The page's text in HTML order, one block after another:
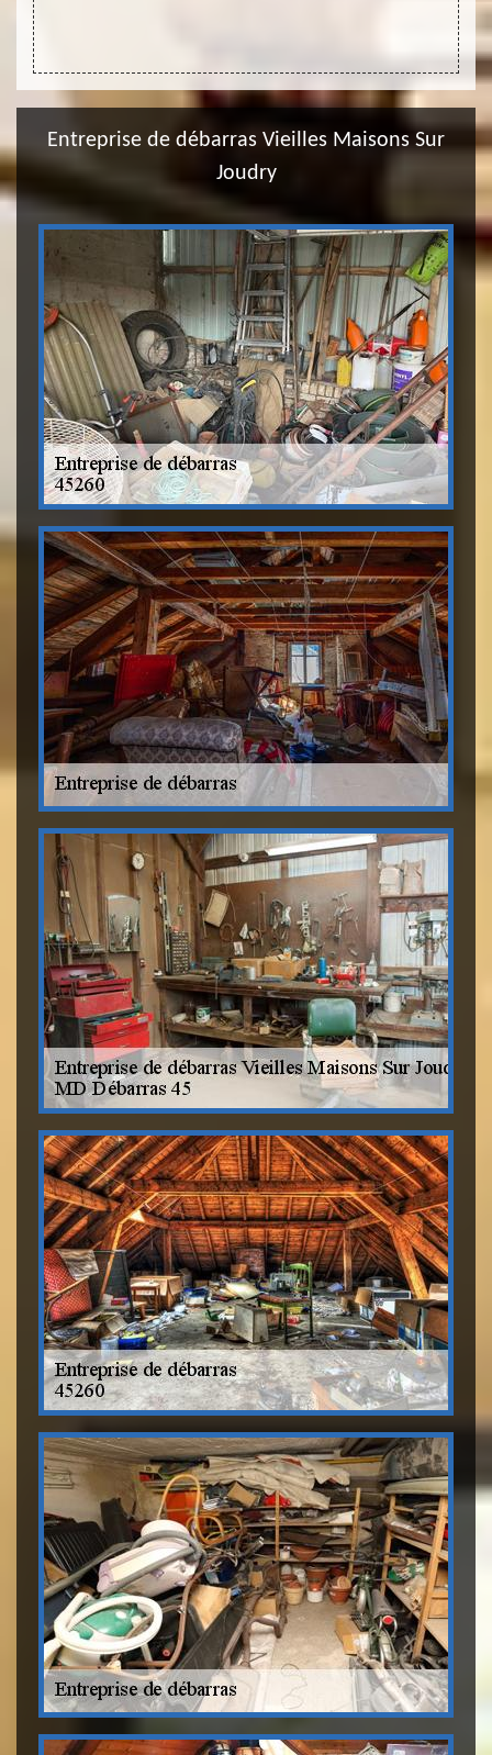
Entreprise de débarras Vieilles Maisons Sur
Joudry